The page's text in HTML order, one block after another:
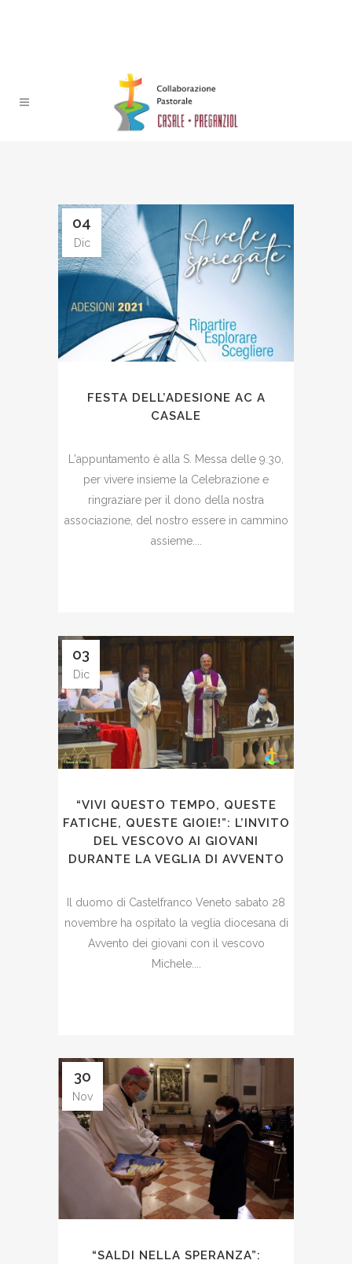
04
Dic
FESTA DELL’ADESIONE AC A
CASALE
L'appuntamento è alla S. Messa delle 9.30,
per vivere insieme la Celebrazione e
ringraziare per il dono della nostra
associazione, del nostro essere in cammino
assieme....
03
Dic
“VIVI QUESTO TEMPO, QUESTE
FATICHE, QUESTE GIOIE!”: L’INVITO
DEL VESCOVO AI GIOVANI
DURANTE LA VEGLIA DI AVVENTO
Il duomo di Castelfranco Veneto sabato 28
novembre ha ospitato la veglia diocesana di
Avvento dei giovani con il vescovo
Michele....
30
Nov
“SALDI NELLA SPERANZA”: